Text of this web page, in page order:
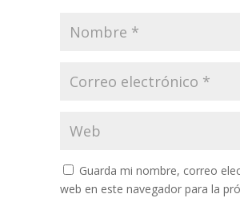
Guarda mi nombre, correo
web en este navegador para la